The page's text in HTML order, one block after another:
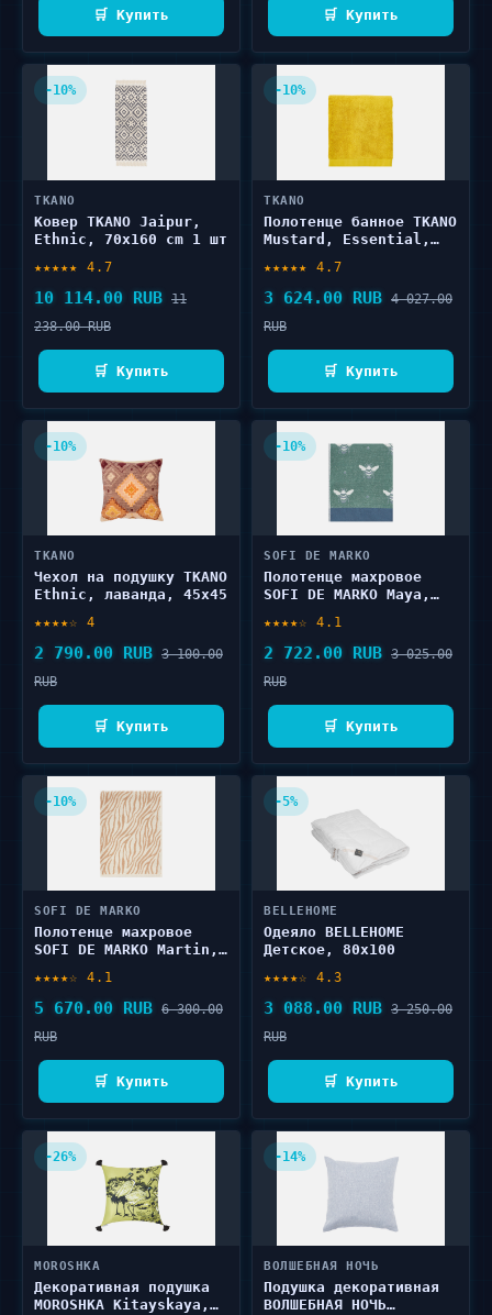
🛒 Купить 🛒 Купить
-10%
TKANO
Ковер TKANO Jaipur,
Ethnic, 70x160 cm 1 шт
★★★★★ 4.7
10 114.00 RUB 11
238.00 RUB
🛒 Купить
-10%
TKANO
Полотенце банное TKANO
Mustard, Essential,
★★★★★ 4.7
3 624.00 RUB 4 027.00
RUB
🛒 Купить
-10%
TKANO
Чехол на подушку TKANO
Ethnic, лаванда, 45x45
★★★★☆ 4
2 790.00 RUB 3 100.00
RUB
🛒 Купить
-10%
SOFI DE MARKO
Полотенце махровое
SOFI DE MARKO Maya,
★★★★☆ 4.1
2 722.00 RUB 3 025.00
RUB
🛒 Купить
-10%
SOFI DE MARKO
Полотенце махровое
SOFI DE MARKO Martin,
★★★★☆ 4.1
5 670.00 RUB 6 300.00
RUB
🛒 Купить
-5%
BELLEHOME
Одеяло BELLEHOME
Детское, 80х100
★★★★☆ 4.3
3 088.00 RUB 3 250.00
RUB
🛒 Купить
-26%
MOROSHKA
Декоративная подушка
MOROSHKA Kitayskaya,
-14%
ВОЛШЕБНАЯ НОЧЬ
Подушка декоративная
ВОЛШЕБНАЯ НОЧЬ